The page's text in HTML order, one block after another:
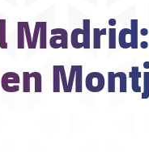
Madrid: